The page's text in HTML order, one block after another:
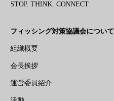
STOP. THINK. CONNECT.
フィッシング対策協議会について
組織概要
会長挨拶
運営委員紹介